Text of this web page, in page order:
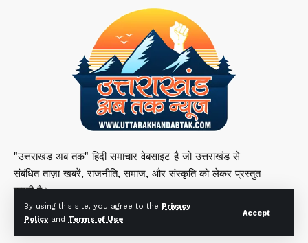
By using this site, you agree to the Privacy
Policyand Terms of Use.
Accept
"उत्तराखंड अब तक" हिंदी समाचार वेबसाइट है जो उत्तराखंड से
संबंधित ताज़ा खबरें, राजनीति, समाज, और संस्कृति को लेकर प्रस्तुत
करती है।